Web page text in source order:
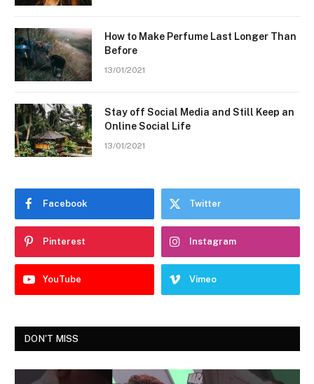
How to Make Perfume Last Longer Than
Before
13/01/2021
Stay off Social Media and Still Keep an
Online Social Life
13/01/2021
Facebook Twitter
Pinterest Instagram
YouTube Vimeo
DON'T MISS